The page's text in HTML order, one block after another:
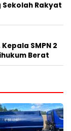
Sekolah Rakyat
SMPN 2
Berat